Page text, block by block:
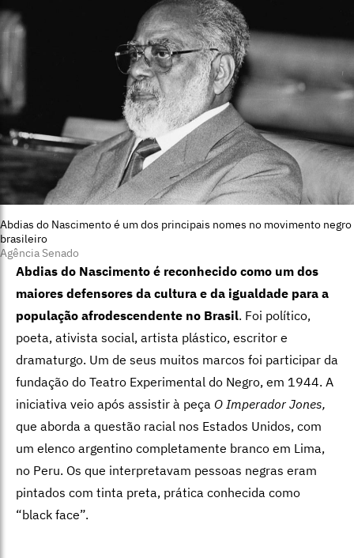
Abdias do Nascimento é um dos principais nomes no movimento negro
brasileiro
Agência Senado
Abdias do Nascimento é reconhecido como um dos
maiores defensores da cultura e da igualdade para a
população afrodescendente no Brasil. Foi político,
poeta, ativista social, artista plástico, escritor e
dramaturgo. Um de seus muitos marcos foi participar da
fundação do Teatro Experimental do Negro, em 1944. A
iniciativa veio após assistir à peça O Imperador Jones,
que aborda a questão racial nos Estados Unidos, com
um elenco argentino completamente branco em Lima,
no Peru. Os que interpretavam pessoas negras eram
pintados com tinta preta, prática conhecida como
“black face”.